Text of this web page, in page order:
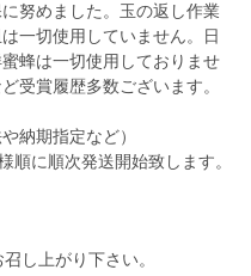
努めました。玉の返し作業
一切使用していません。日
蜂は一切使用しておりませ
受賞履歴多数ございます。
納期指定など）
順に順次発送開始致します。
し上がり下さい。